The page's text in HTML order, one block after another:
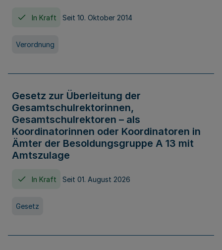
In Kraft Seit 10. Oktober 2014
Verordnung
Gesetz zur Überleitung der
Gesamtschulrektorinnen,
Gesamtschulrektoren – als
Koordinatorinnen oder Koordinatoren in
Ämter der Besoldungsgruppe A 13 mit
Amtszulage
In Kraft Seit 01. August 2026
Gesetz